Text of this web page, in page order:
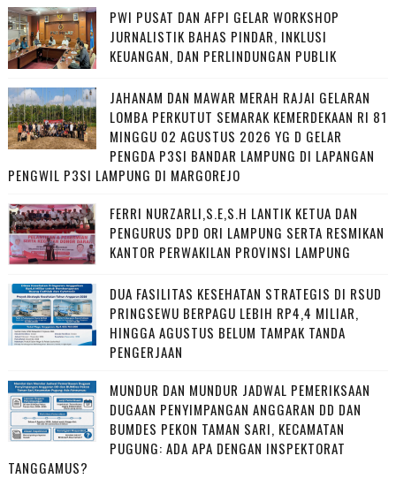
PWI PUSAT DAN AFPI GELAR WORKSHOP
JURNALISTIK BAHAS PINDAR, INKLUSI
KEUANGAN, DAN PERLINDUNGAN PUBLIK
JAHANAM DAN MAWAR MERAH RAJAI GELARAN
LOMBA PERKUTUT SEMARAK KEMERDEKAAN RI 81
MINGGU 02 AGUSTUS 2026 YG D GELAR
PENGDA P3SI BANDAR LAMPUNG DI LAPANGAN
PENGWIL P3SI LAMPUNG DI MARGOREJO
FERRI NURZARLI,S.E,S.H LANTIK KETUA DAN
PENGURUS DPD ORI LAMPUNG SERTA RESMIKAN
KANTOR PERWAKILAN PROVINSI LAMPUNG
DUA FASILITAS KESEHATAN STRATEGIS DI RSUD
PRINGSEWU BERPAGU LEBIH RP4,4 MILIAR,
HINGGA AGUSTUS BELUM TAMPAK TANDA
PENGERJAAN
MUNDUR DAN MUNDUR JADWAL PEMERIKSAAN
DUGAAN PENYIMPANGAN ANGGARAN DD DAN
BUMDES PEKON TAMAN SARI, KECAMATAN
PUGUNG: ADA APA DENGAN INSPEKTORAT
TANGGAMUS?